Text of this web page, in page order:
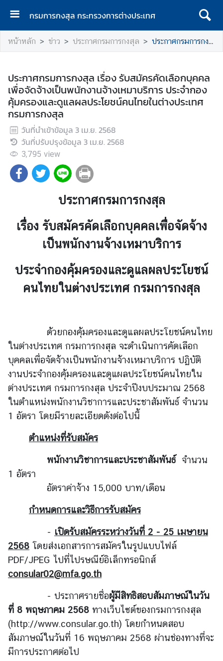
กรมการกงสุล กระทรวงการต่างประเทศ
ห
น้
ร
ก
ก
ร
ม
ก
า
ร
ล
า
ว
า
ร
ป
ร
ะ
ช
า
ร้
น
ส
|
ส
ก
หน้าหลัก ข่าว ประกาศกรมการกงสุล ประกาศกรมการกงสุล เรื่อง รับสมัครคัดเลือกบุคคลเพื่อจัดจ้างเป็นพนักงานจ้างเหมาบริการ ประจำกองคุ้มครองและดูแลผลประโยชน์คนไทยในต่างประเทศ กรมการกงสุล
ประกาศกรมการกงสุล เรื่อง รับสมัครคัดเลือกบุคคล
เพื่อจัดจ้างเป็นพนักงานจ้างเหมาบริการ ประจำกอง
คุ้มครองและดูแลผลประโยชน์คนไทยในต่างประเทศ
กรมการกงสุล
วันที่นำเข้าข้อมูล 3 เม.ย. 2568
วันที่ปรับปรุงข้อมูล 3 เม.ย. 2568
3,795 view
ประกาศกรมการกงสุล
เรื่อง รับสมัครคัดเลือกบุคคลเพื่อจัดจ้าง
เป็นพนักงานจ้างเหมาบริการ
ประจำกองคุ้มครองและดูแลผลประโยชน์
คนไทยในต่างประเทศ กรมการกงสุล
ด้วยกองคุ้มครองและดูแลผลประโยชน์คนไทย
ในต่างประเทศ กรมการกงสุล จะดำเนินการคัดเลือก
บุคคลเพื่อจัดจ้างเป็นพนักงานจ้างเหมาบริการ ปฏิบัติ
งานประจำกองคุ้มครองและดูแผลประโยชน์คนไทยใน
ต่างประเทศ กรมการกงสุล ประจำปีงบประมาณ 2568
ในตำแหน่งพนักงานวิชาการและประชาสัมพันธ์ จำนวน
1 อัตรา โดยมีรายละเอียดดังต่อไปนี้
ตำแหน่งที่รับสมัคร
พนักงานวิชาการและประชาสัมพันธ์ จำนวน
1 อัตรา
อัตราค่าจ้าง 15,000 บาท/เดือน
กำหนดการและวิธีการรับสมัคร
- เปิดรับสมัครระหว่างวันที่ 2 - 25 เมษายน
2568 โดยส่งเอกสารการสมัครในรูปแบบไฟล์
PDF/JPEG ไปที่ไปรษณีย์อิเล็กทรอนิกส์
consular02@mfa.go.th
- ประกาศรายชื่อผู้มีสิทธิสอบสัมภาษณ์ในวัน
ที่ 8 พฤษภาคม 2568 ทางเว็บไซต์ของกรมการกงสุล
(http://www.consular.go.th) โดยกำหนดสอบ
สัมภาษณ์ในวันที่ 16 พฤษภาคม 2568 ผ่านช่องทางที่จะ
มีการประกาศต่อไป